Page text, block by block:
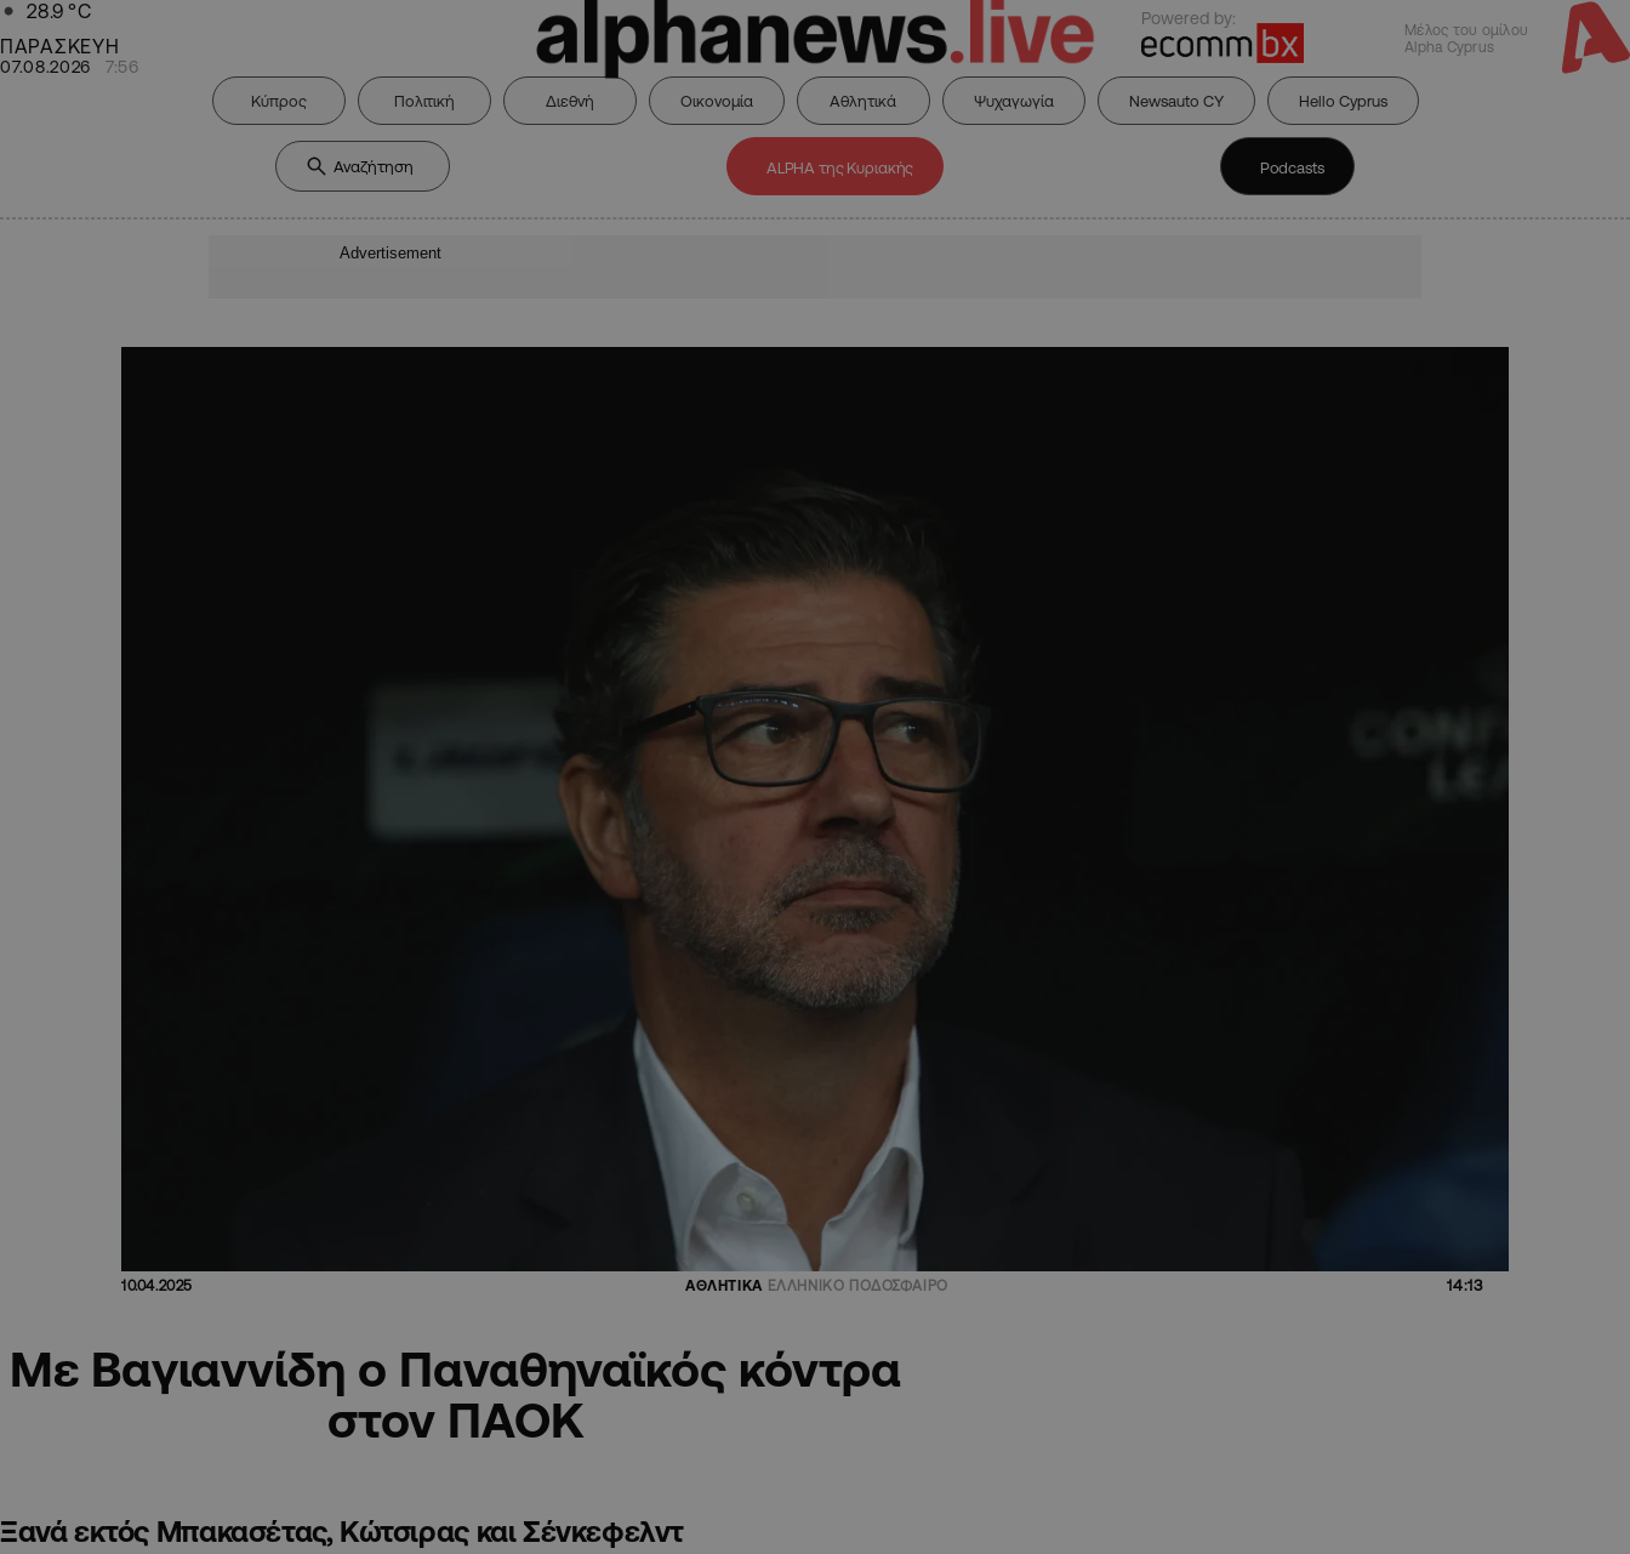
28.9 °C
ΠΑΡΑΣΚΕΥΗ
07.08.2026 7:56
Powered by:
Μέλος του ομίλου
Alpha Cyprus
Κύπρος Πολιτική Διεθνή Οικονομία Αθλητικά Ψυχαγωγία Newsauto CY Hello Cyprus
ALPHA της Κυριακής Podcasts
Advertisement
10.04.2025 ΑΘΛΗΤΙΚΑ ΕΛΛΗΝΙΚΟ ΠΟΔΟΣΦΑΙΡΟ 14:13
Με Βαγιαννίδη ο Παναθηναϊκός κόντρα
στον ΠΑΟΚ
Ξανά εκτός Μπακασέτας, Κώτσιρας και Σένκεφελντ